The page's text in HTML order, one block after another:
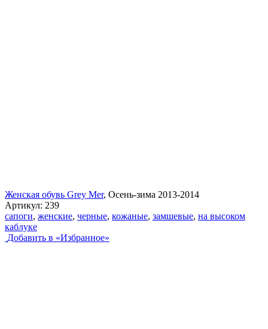
Женская обувь Grey Mer, Осень-зима 2013-2014
Артикул: 239
сапоги, женские, черные, кожаные, замшевые, на высоком
каблуке
Добавить в «Избранное»